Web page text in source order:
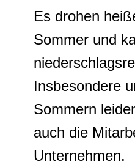
Es drohen
Sommer und
Insbesondere
Sommern
auch die
Unternehmen.